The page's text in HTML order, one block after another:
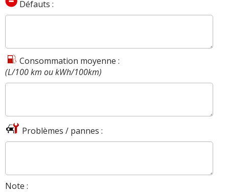
Défauts :
Consommation moyenne :
(L/100 km ou kWh/100km)
Problèmes / pannes :
Note :